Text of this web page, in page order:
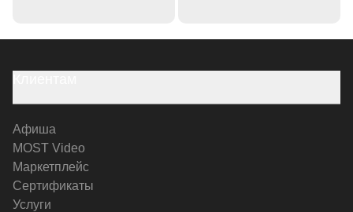
Афиша
MOST Video
Маркетплейс
Сертификаты
Услуги